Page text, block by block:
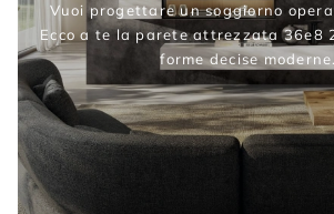
Vuoi progettare un soggiorno
Ecco a te la parete attrezzata 36e8
forme decise moderne.